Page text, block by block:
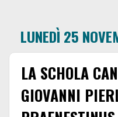
LUNEDÌ 25
LA SCHOLA
GIOVANNI